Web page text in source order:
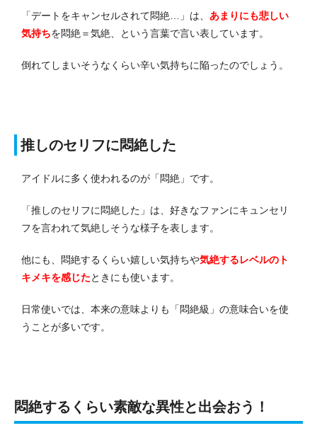
「デートをキャンセルされて悶絶… 」は、 あまりにも悲しい
気持ちを悶絶＝気絶、という言葉で言い表しています。
倒れてしまいそうなくらい辛い気持ちに陥ったのでしょう。
推しのセリフに悶絶した
アイドルに多く使われるのが「悶絶」です。
「推しのセリフに悶絶した」は、好きなファンにキュンセリ
フを言われて気絶しそうな様子を表します。
他にも、悶絶するくらい嬉しい気持ちや気絶するレベルのト
キメキを感じたときにも使います。
日常使いでは、本来の意味よりも「悶絶級」の意味合いを使
うことが多いです。
悶絶するくらい素敵な異性と出会おう！